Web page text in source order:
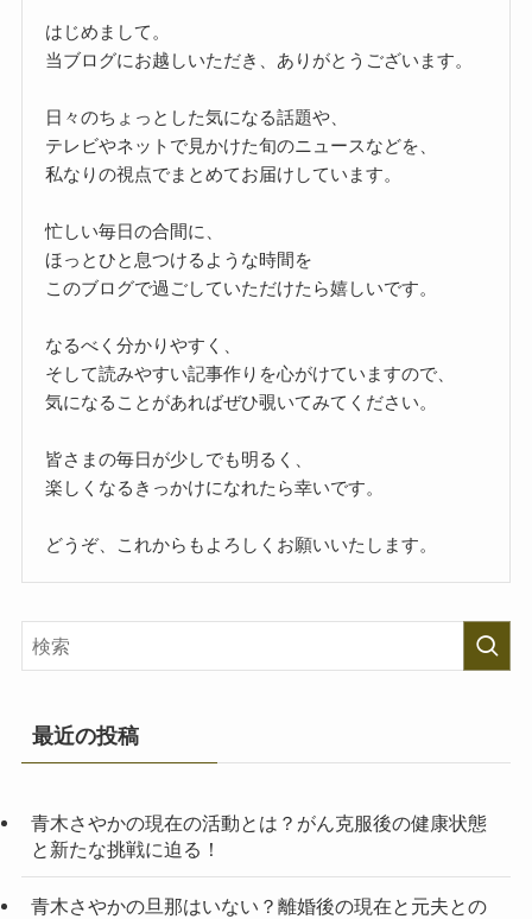
はじめまして。
当ブログにお越しいただき、ありがとうございます。
日々のちょっとした気になる話題や、
テレビやネットで見かけた旬のニュースなどを、
私なりの視点でまとめてお届けしています。
忙しい毎日の合間に、
ほっとひと息つけるような時間を
このブログで過ごしていただけたら嬉しいです。
なるべく分かりやすく、
そして読みやすい記事作りを心がけていますので、
気になることがあればぜひ覗いてみてください。
皆さまの毎日が少しでも明るく、
楽しくなるきっかけになれたら幸いです。
どうぞ、これからもよろしくお願いいたします。
最近の投稿
青木さやかの現在の活動とは？がん克服後の健康状態
と新たな挑戦に迫る！
青木さやかの旦那はいない？離婚後の現在と元夫との